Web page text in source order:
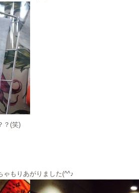
？(笑)
ゃもりあがりました(^^♪